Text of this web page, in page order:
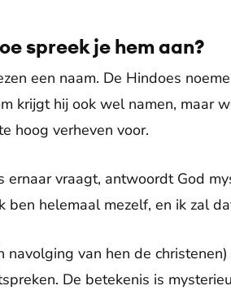
spreek je hem aan?
een naam. De Hindoes
krijgt hij ook wel namen, maar
hoog verheven voor.
vraagt, antwoordt God
ben helemaal mezelf, en ik zal
van hen de
De betekenis is